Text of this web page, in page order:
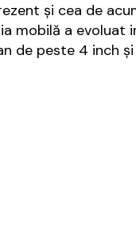
și cea de
mobilă a evoluat
de peste 4 inch